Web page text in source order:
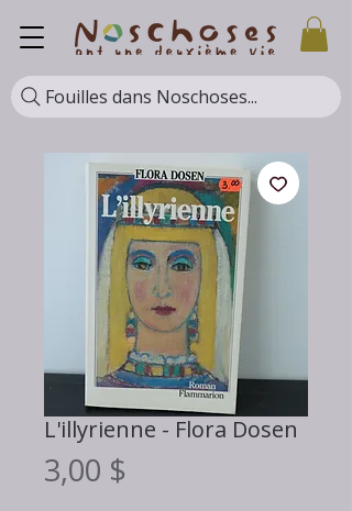
Fouilles dans Noschoses...
L'illyrienne - Flora Dosen
3,00 $